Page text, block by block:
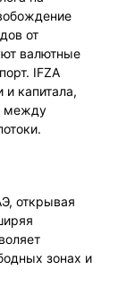
от
валютные
IFZA
капитала,
между
открывая
зонах и